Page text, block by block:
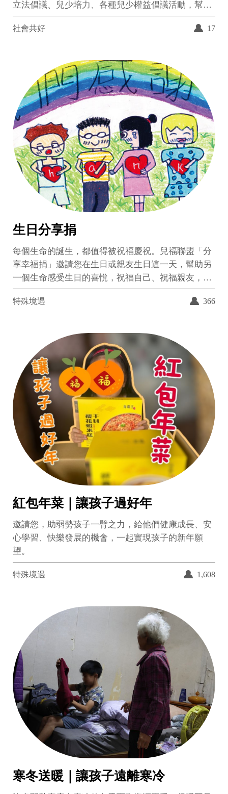
立法倡議、兒少培力、各種兒少權益倡議活動，幫助
下一個世代的孩子，生活在更美好的社會中。
社會共好 17
生日分享捐
每個生命的誕生，都值得被祝福慶祝。兒福聯盟「分
享幸福捐」邀請您在生日或親友生日這一天，幫助另
一個生命感受生日的喜悅，祝福自己、祝福親友，祝
福孩子一同平安、順心，擁有幸福。您的祝福分享，
將可能翻轉孩子生命的無限可能。
特殊境遇 366
紅包年菜｜讓孩子過好年
邀請您，助弱勢孩子一臂之力，給他們健康成長、安
心學習、快樂發展的機會，一起實現孩子的新年願
望。
特殊境遇 1,608
寒冬送暖｜讓孩子遠離寒冷